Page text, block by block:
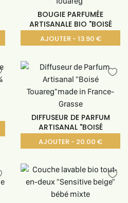
BOUGIE PARFUMÉE
ARTISANALE BIO "BOISÉ
AJOUTER - 13.90 €
DIFFUSEUR DE PARFUM
ARTISANAL "BOISÉ
AJOUTER - 20.00 €